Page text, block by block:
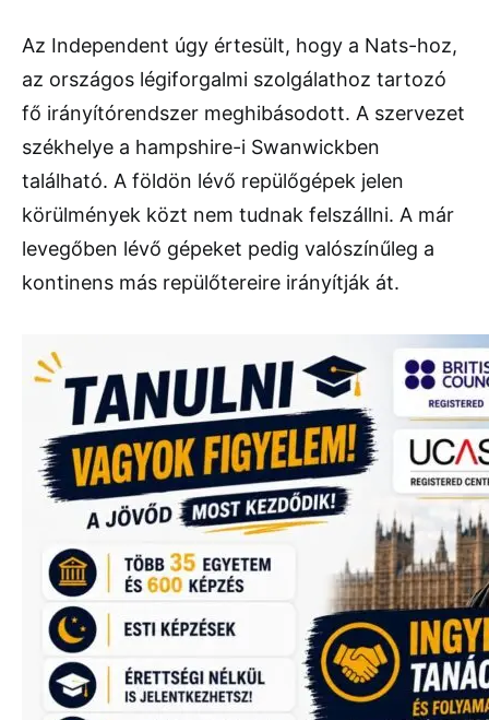
Az Independent úgy értesült, hogy a Nats-hoz,
az országos légiforgalmi szolgálathoz tartozó
fő irányítórendszer meghibásodott. A szervezet
székhelye a hampshire-i Swanwickben
található. A földön lévő repülőgépek jelen
körülmények közt nem tudnak felszállni. A már
levegőben lévő gépeket pedig valószínűleg a
kontinens más repülőtereire irányítják át.